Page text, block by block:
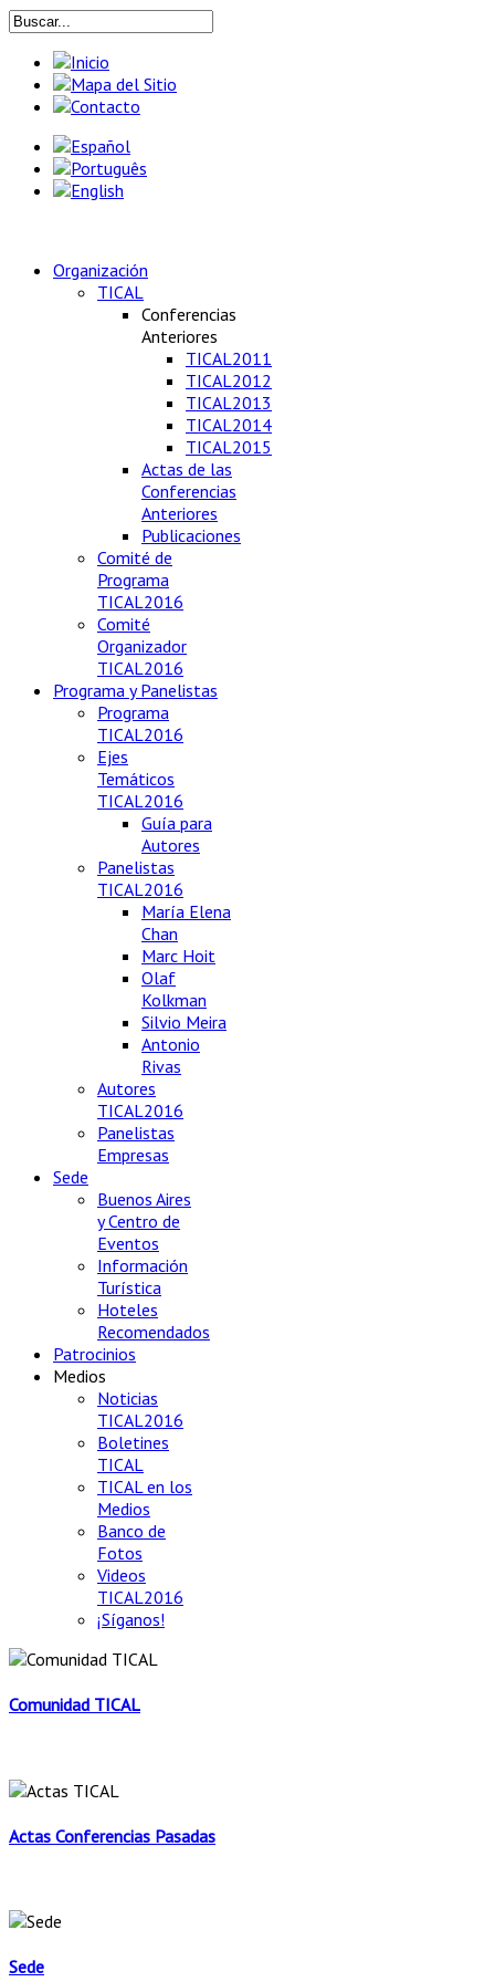
Organización
TICAL
Conferencias
Anteriores
TICAL2011
TICAL2012
TICAL2013
TICAL2014
TICAL2015
Actas de las
Conferencias
Anteriores
Publicaciones
Comité de
Programa
TICAL2016
Comité
Organizador
TICAL2016
Programa y Panelistas
Programa
TICAL2016
Ejes
Temáticos
TICAL2016
Guía para
Autores
Panelistas
TICAL2016
María Elena
Chan
Marc Hoit
Olaf
Kolkman
Silvio Meira
Antonio
Rivas
Autores
TICAL2016
Panelistas
Empresas
Sede
Buenos Aires
y Centro de
Eventos
Información
Turística
Hoteles
Recomendados
Patrocinios
Medios
Noticias
TICAL2016
Boletines
TICAL
TICAL en los
Medios
Banco de
Fotos
Videos
TICAL2016
¡Síganos!
Comunidad TICAL
Actas Conferencias Pasadas
Sede